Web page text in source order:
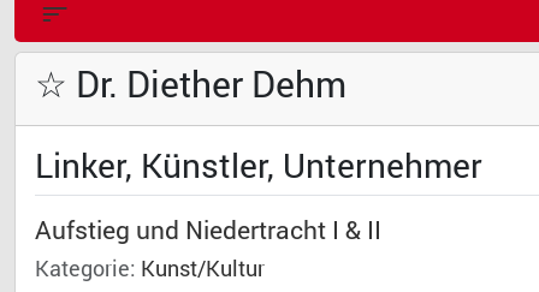
☆ Dr. Diether Dehm
Linker, Künstler, Unternehmer
Aufstieg und Niedertracht I & II
Kategorie: Kunst/Kultur